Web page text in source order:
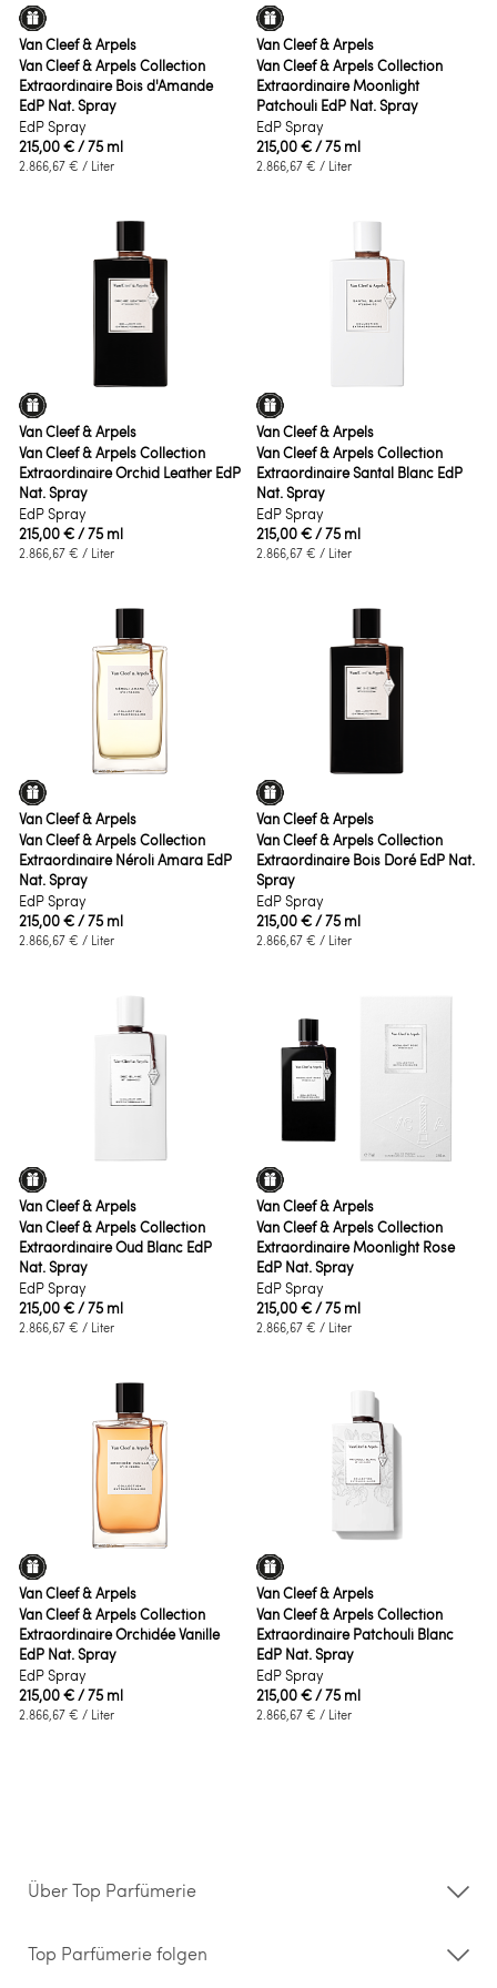
Van Cleef & Arpels
Van Cleef & Arpels Collection
Extraordinaire Bois d'Amande
EdP Nat. Spray
EdP Spray
215,00 €/ 75 ml
2.866,67 € / Liter
Van Cleef & Arpels
Van Cleef & Arpels Collection
Extraordinaire Moonlight
Patchouli EdP Nat. Spray
EdP Spray
215,00 €/ 75 ml
2.866,67 € / Liter
Van Cleef & Arpels
Van Cleef & Arpels Collection
Extraordinaire Orchid Leather EdP
Nat. Spray
EdP Spray
215,00 €/ 75 ml
2.866,67 € / Liter
Van Cleef & Arpels
Van Cleef & Arpels Collection
Extraordinaire Santal Blanc EdP
Nat. Spray
EdP Spray
215,00 €/ 75 ml
2.866,67 € / Liter
Van Cleef & Arpels
Van Cleef & Arpels Collection
Extraordinaire Néroli Amara EdP
Nat. Spray
EdP Spray
215,00 €/ 75 ml
2.866,67 € / Liter
Van Cleef & Arpels
Van Cleef & Arpels Collection
Extraordinaire Bois Doré EdP Nat.
Spray
EdP Spray
215,00 €/ 75 ml
2.866,67 € / Liter
Van Cleef & Arpels
Van Cleef & Arpels Collection
Extraordinaire Oud Blanc EdP
Nat. Spray
EdP Spray
215,00 €/ 75 ml
2.866,67 € / Liter
Van Cleef & Arpels
Van Cleef & Arpels Collection
Extraordinaire Moonlight Rose
EdP Nat. Spray
EdP Spray
215,00 €/ 75 ml
2.866,67 € / Liter
Van Cleef & Arpels
Van Cleef & Arpels Collection
Extraordinaire Orchidée Vanille
EdP Nat. Spray
EdP Spray
215,00 €/ 75 ml
2.866,67 € / Liter
Van Cleef & Arpels
Van Cleef & Arpels Collection
Extraordinaire Patchouli Blanc
EdP Nat. Spray
EdP Spray
215,00 €/ 75 ml
2.866,67 € / Liter
Über Top Parfümerie
Storefinder
Kontakt
Top Parfümerie folgen